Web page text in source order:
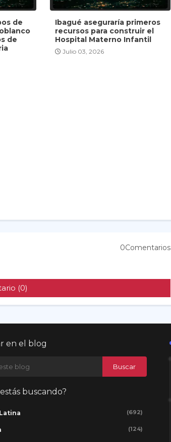
de
de
Ibagué aseguraría primeros
recursos para construir el
Hospital Materno Infantil
Julio 03, 2026
0Comentarios
(0)
en el blog
buscando?
(692)
(124)